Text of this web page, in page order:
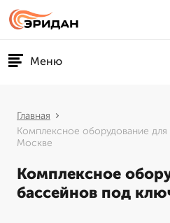
Меню
Главная
Комплексное оборудование
Москве
Комплексное
бассейнов под